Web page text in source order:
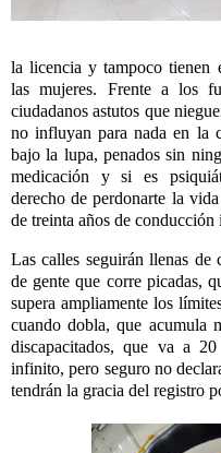
la licencia y tampoco tienen
las mujeres. Frente a los
ciudadanos astutos que
no influyan para nada en la
bajo la lupa, penados sin
medicación y si es
derecho de perdonarte la
de treinta años de conducción
Las calles seguirán llenas de
de gente que corre picadas,
supera ampliamente los
cuando dobla, que acumula
discapacitados, que va a
infinito, pero seguro no
tendrán la gracia del registro